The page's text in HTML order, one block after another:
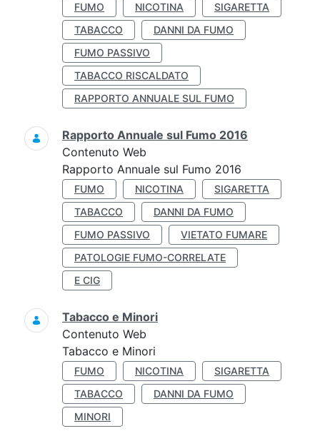
FUMO NICOTINA
SIGARETTA
TABACCO
DANNI DA FUMO
FUMO PASSIVO
TABACCO RISCALDATO
RAPPORTO ANNUALE SUL FUMO
Rapporto Annuale sul Fumo 2016
Contenuto Web
Rapporto Annuale sul Fumo 2016
FUMO NICOTINA
SIGARETTA
TABACCO
DANNI DA FUMO
FUMO PASSIVO
VIETATO FUMARE
PATOLOGIE FUMO-CORRELATE
E CIG
Tabacco e Minori
Contenuto Web
Tabacco e Minori
FUMO NICOTINA
SIGARETTA
TABACCO
DANNI DA FUMO
MINORI